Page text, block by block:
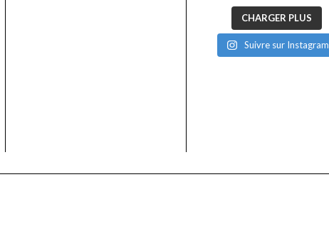
CHARGER PLUS
Suivre sur Instagram